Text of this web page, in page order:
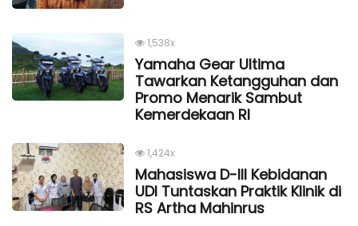
1,538x
Yamaha Gear Ultima
Tawarkan Ketangguhan dan
Promo Menarik Sambut
Kemerdekaan Rl
1,424x
Mahasiswa D-III Kebidanan
UDI Tuntaskan Praktik Klinik di
RS Artha Mahinrus